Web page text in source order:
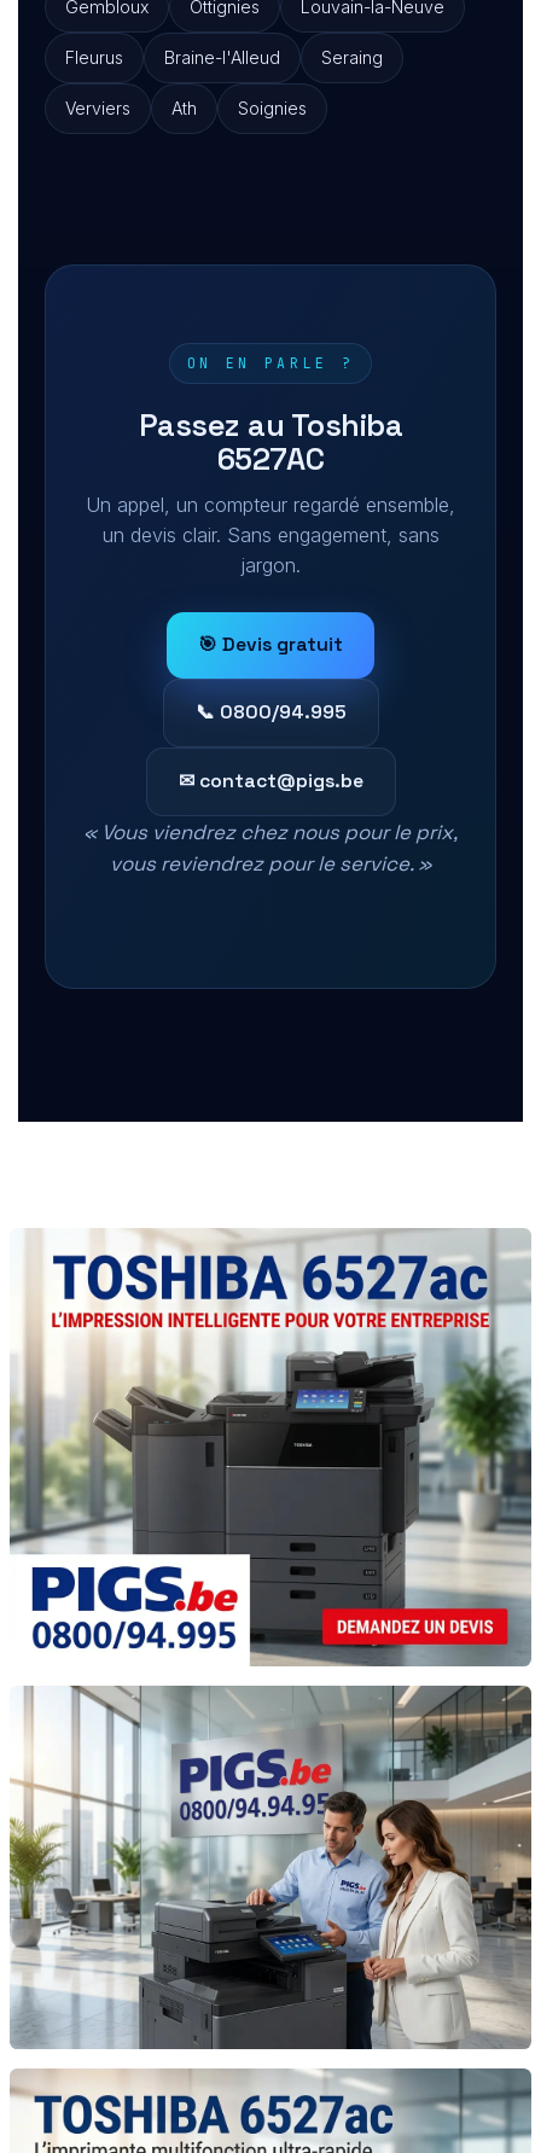
Gembloux Ottignies Louvain-la-Neuve
Fleurus Braine-l'Alleud Seraing
Verviers Ath Soignies
ON EN PARLE ?
Passez au Toshiba
6527AC
Un appel, un compteur regardé ensemble,
un devis clair. Sans engagement, sans
jargon.
🎯 Devis gratuit
📞 0800/94.995
✉ contact@pigs.be
« Vous viendrez chez nous pour le prix,
vous reviendrez pour le service. »